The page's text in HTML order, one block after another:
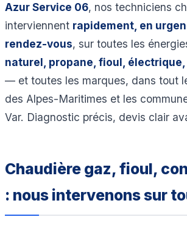
Azur Service 06, nos techniciens
interviennent rapidement, en
rendez-vous, sur toutes les
naturel, propane, fioul,
— et toutes les marques, dans tout
des Alpes-Maritimes et les
Var. Diagnostic précis, devis clair
Chaudière gaz, fioul,
: nous intervenons sur